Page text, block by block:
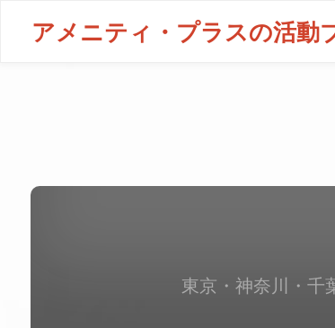
アメニティ・プラスの活動
東京・神奈川・千